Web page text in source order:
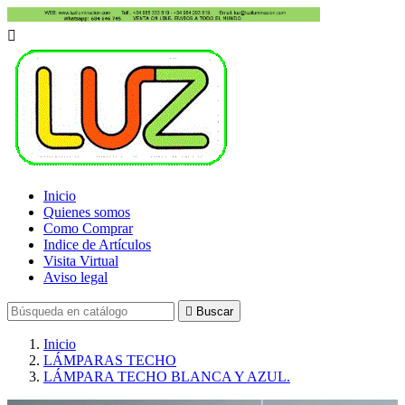

Inicio
Quienes somos
Como Comprar
Indice de Artículos
Visita Virtual
Aviso legal
 Buscar
Inicio
LÁMPARAS TECHO
LÁMPARA TECHO BLANCA Y AZUL.